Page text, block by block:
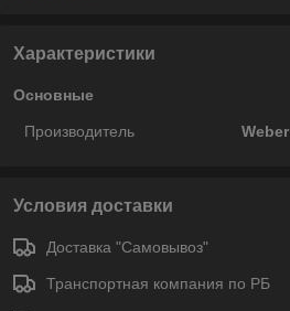
Характеристики
Основные
Производитель Weber
Условия доставки
Доставка "Самовывоз"
Транспортная компания по РБ